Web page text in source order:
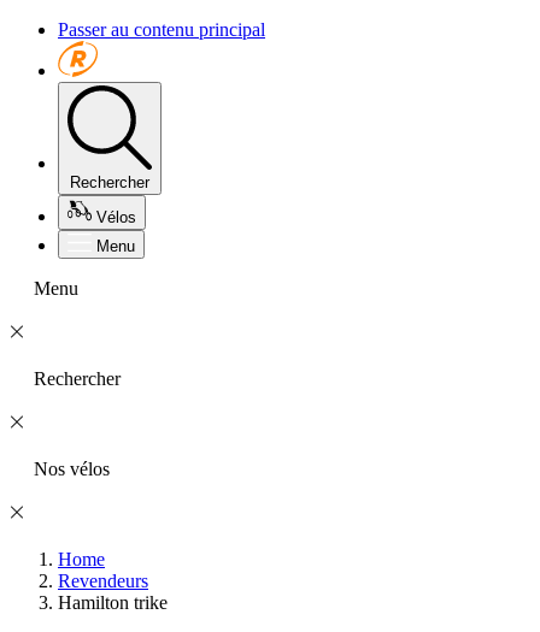
Passer au contenu principal
Rechercher
Vélos
Menu
Menu
Rechercher
Nos vélos
Home
Revendeurs
Hamilton trike